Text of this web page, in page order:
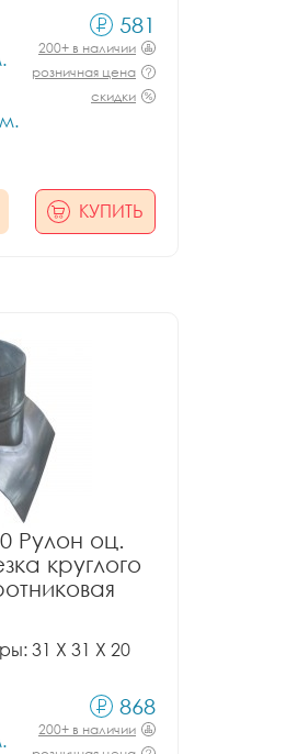
581
200+ в наличии
розничная цена
скидки
КУПИТЬ
Рулон оц.
круглого
31 X 31 X 20
868
200+ в наличии